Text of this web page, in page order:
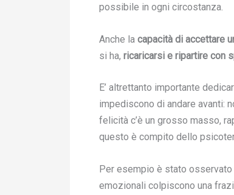
possibile in ogni circostanza.
Anche la capacità di accettare
si ha, ricaricarsi e ripartire con
E’ altrettanto importante
impediscono di andare avanti:
felicità c’è un grosso masso,
questo è compito dello
Per esempio è stato
emozionali colpiscono una